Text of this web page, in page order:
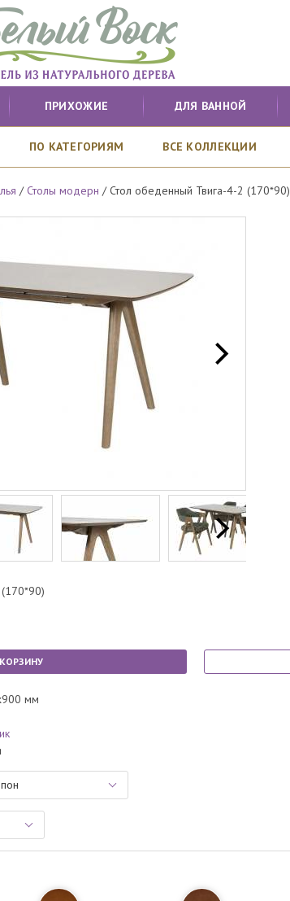
ПРИХОЖИЕ ДЛЯ ВАННОЙ
ПО КАТЕГОРИЯМ ВСЕ КОЛЛЕКЦИИ
/ Столы модерн /Стол обеденный Твига-4-2 (170*90)
мм